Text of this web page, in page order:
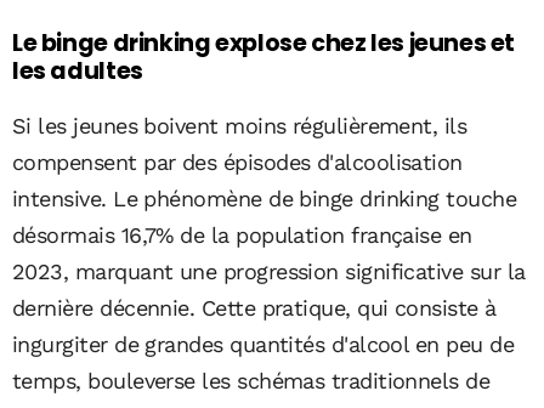
Le binge drinking explose chez les jeunes et
les adultes
Si les jeunes boivent moins régulièrement, ils
compensent par des épisodes d'alcoolisation
intensive. Le phénomène de binge drinking touche
désormais 16,7% de la population française en
2023, marquant une progression significative sur la
dernière décennie. Cette pratique, qui consiste à
ingurgiter de grandes quantités d'alcool en peu de
temps, bouleverse les schémas traditionnels de